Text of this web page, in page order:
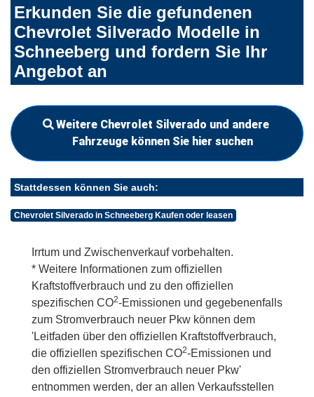
Erkunden Sie die gefundenen
Chevrolet Silverado Modelle in
Schneeberg und fordern Sie Ihr
Angebot an
Weitere Chevrolet Silverado und andere
Fahrzeuge können Sie hier suchen
Stattdessen können Sie auch:
Chevrolet Silverado in Schneeberg Kaufen oder leasen
Irrtum und Zwischenverkauf vorbehalten.
* Weitere Informationen zum offiziellen
Kraftstoffverbrauch und zu den offiziellen
spezifischen CO2-Emissionen und gegebenenfalls
zum Stromverbrauch neuer Pkw können dem
'Leitfaden über den offiziellen Kraftstoffverbrauch,
die offiziellen spezifischen CO2-Emissionen und
den offiziellen Stromverbrauch neuer Pkw'
entnommen werden, der an allen Verkaufsstellen